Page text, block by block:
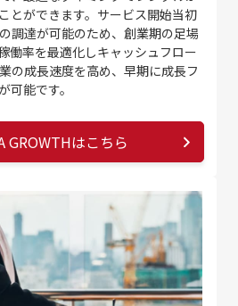
とができます。サービス開始当初
調達が可能のため、創業期の足場
働率を最適化しキャッシュフロー
の成長速度を高め、早期に成長フ
可能です。
GROWTHはこちら